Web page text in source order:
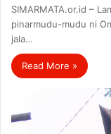
SIMARMATA.or.id –
pinarmudu-mudu ni
jala…
Read More »